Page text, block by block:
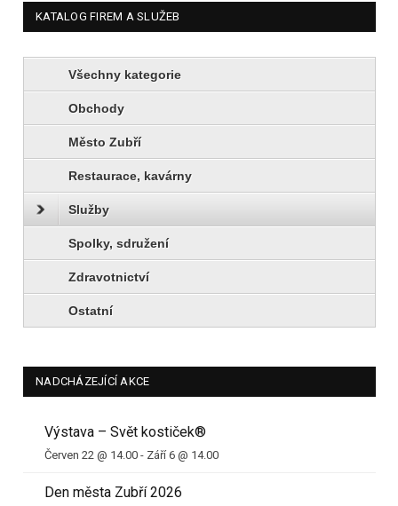
KATALOG FIREM A SLUŽEB
Všechny kategorie
Obchody
Město Zubří
Restaurace, kavárny
Služby
Spolky, sdružení
Zdravotnictví
Ostatní
NADCHÁZEJÍCÍ AKCE
Výstava – Svět kostiček®
Červen 22 @ 14.00 - Září 6 @ 14.00
Den města Zubří 2026